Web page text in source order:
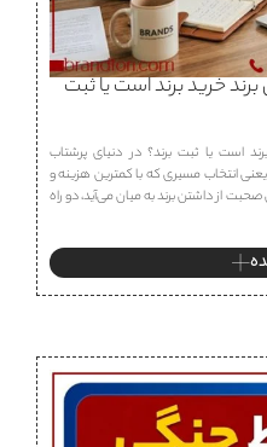
خرید برند است یا ثبت
است یا ثبت برند؟ در دنیای پرشتاب
انتخاب مسیری که با کمترین هزینه و
از داشتن برند به میان می‌آید، دو راه